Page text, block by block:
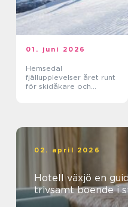
01. juni 2026
Hemsedal
fjällupplevelser året runt
för skidåkare och
02. april 2026
Hotell växjö en guide till smidigt och
trivsamt boende i